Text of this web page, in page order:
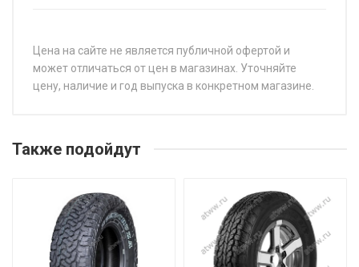
Цена на сайте не является публичной офертой и
может отличаться от цен в магазинах. Уточняйте
цену, наличие и год выпуска в конкретном магазине.
Dynamo Hiscend-H MAT02 235/70R16 106T
Dynamo Hiscend-H MAT02 265/50R20 111T
Dynamo Hiscend-H MAT02 265/65R17 112T
Также подойдут